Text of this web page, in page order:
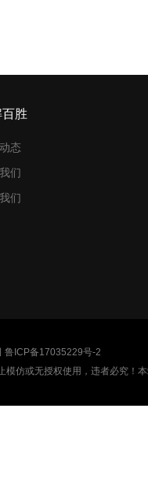
胜
态
们
们
鲁ICP备17035229号-2
仿或无授权使用，违者必究！